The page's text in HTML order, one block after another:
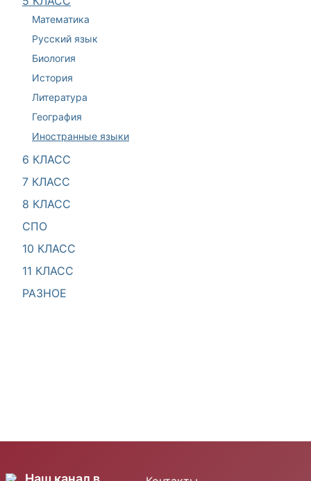
Математика
Русский язык
Биология
История
Литература
География
Иностранные языки
6 КЛАСС
7 КЛАСС
8 КЛАСС
СПО
10 КЛАСС
11 КЛАСС
РАЗНОЕ